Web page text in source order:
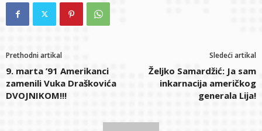
Prethodni artikal
9. marta ’91 Amerikanci
zamenili Vuka Draškovića
DVOJNIKOM!!!
Sledeći artikal
Željko Samardžić: Ja sam
inkarnacija američkog
generala Lija!